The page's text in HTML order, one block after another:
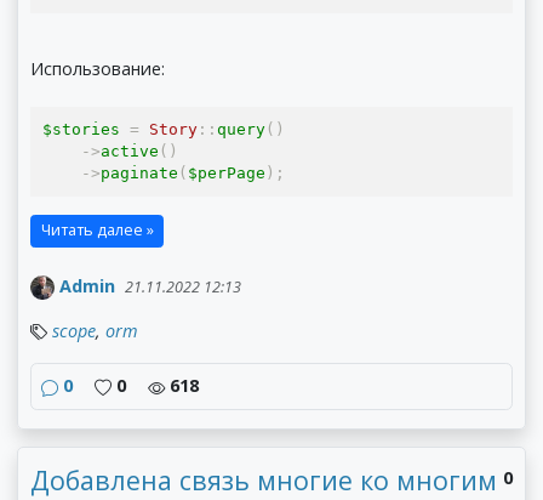
Использование:
$stories = Story :: query ()
->active ()
->paginate ( $perPage );
Читать далее »
Admin 21.11.2022 12:13
scope,orm
0 0 618
0
Добавлена связь многие ко многим